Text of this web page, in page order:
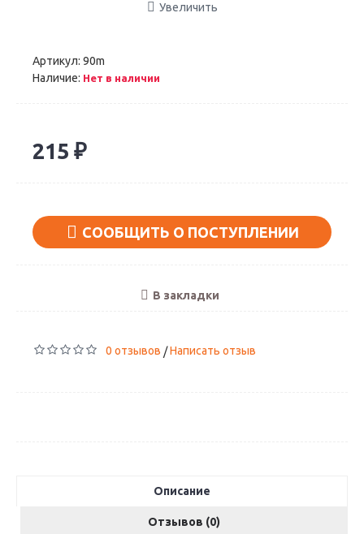
Увеличить
Артикул: 90m
Наличие: Нет в наличии
215 ₽
СООБЩИТЬ О ПОСТУПЛЕНИИ
В закладки
0 отзывов /Написать отзыв
Описание
Отзывов (0)